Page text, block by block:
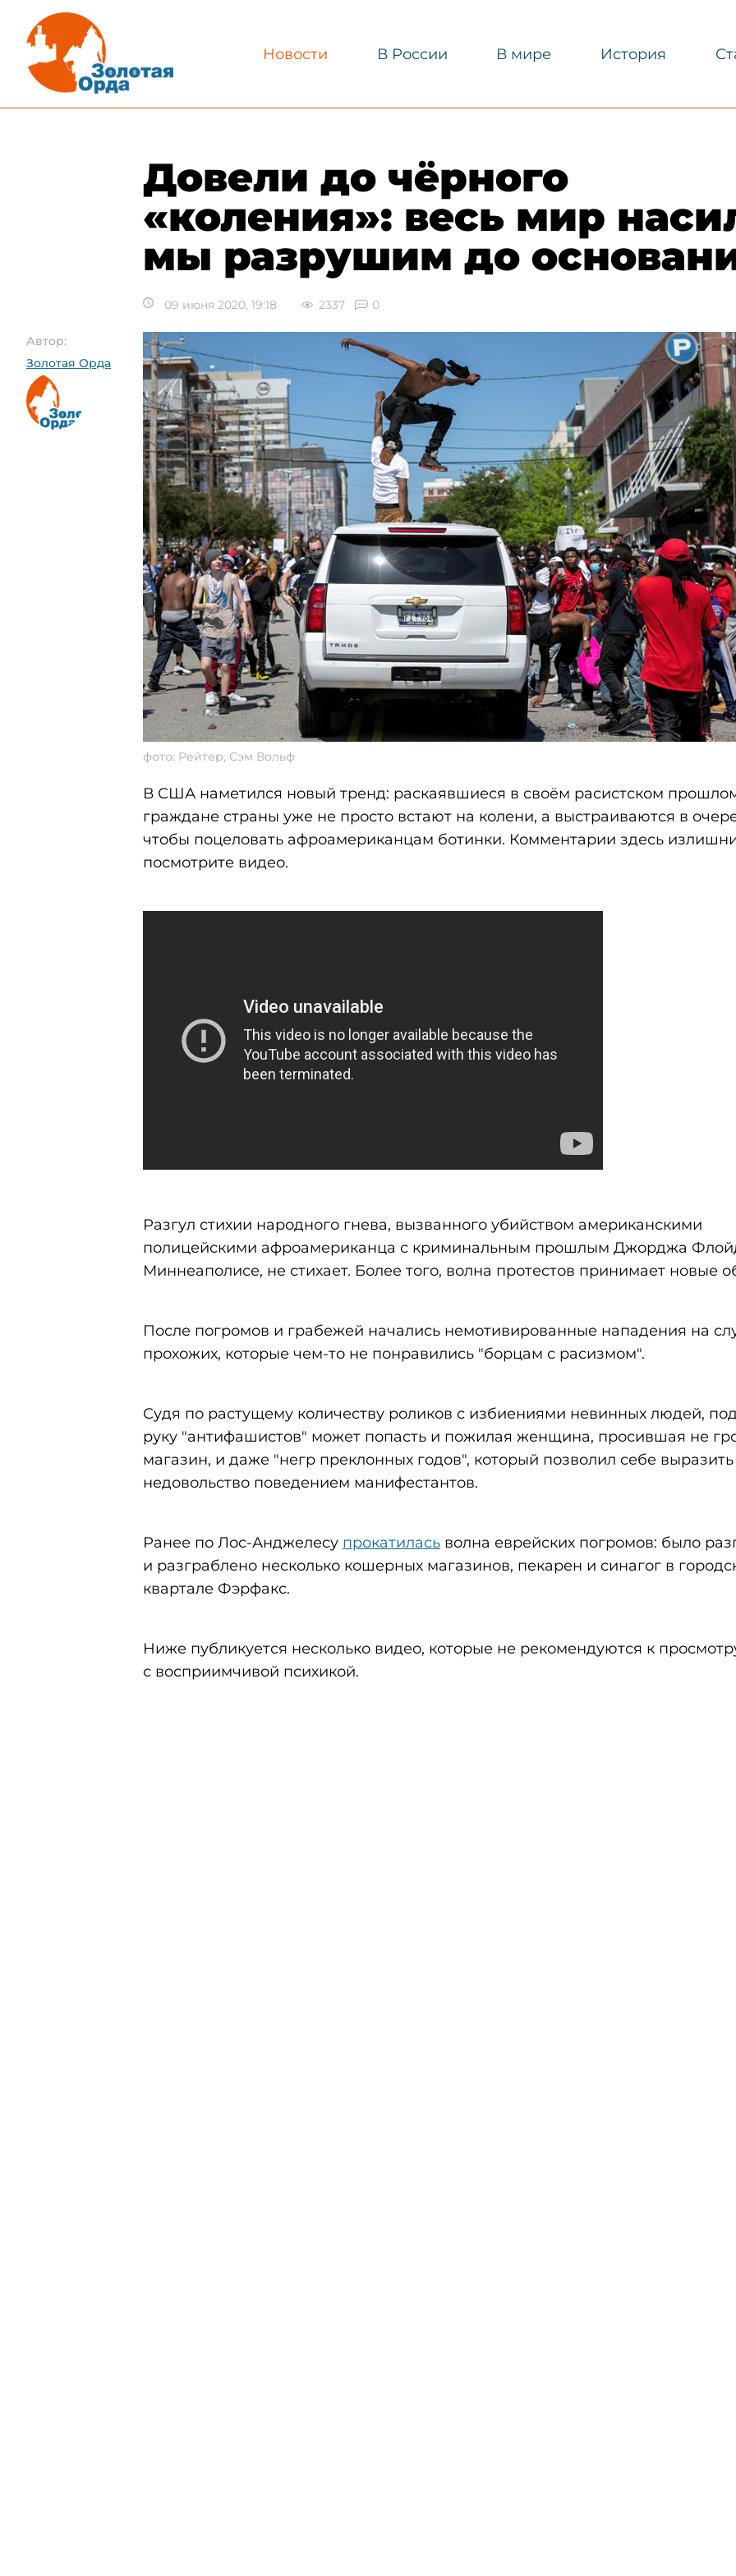
Новости В России В мире История
​Довели до чёрного
«коления»​: весь мир
мы разрушим до
09 июня 2020, 19:18 2337 0
Автор:
Золотая Орда
фото: Рейтер, Сэм Вольф
В США наметился новый тренд: раскаявшиеся в своём расистском
граждане страны уже не просто встают на колени, а выстраиваются в
чтобы поцеловать афроамериканцам ботинки. Комментарии здесь
посмотрите видео.
Разгул стихии народного гнева, вызванного убийством американскими
полицейскими афроамериканца с криминальным прошлым Джорджа
Миннеаполисе, не стихает. Более того, волна протестов принимает новые
После погромов и грабежей начались немотивированные нападения на
прохожих, которые чем-то не понравились "борцам с расизмом".
Судя по растущему количеству роликов с избиениями невинных людей,
руку "антифашистов" может попасть и пожилая женщина, просившая не
магазин, и даже "негр преклонных годов", который позволил себе выразить
недовольство поведением манифестантов.
Ранее по Лос-Анджелесу прокатилась волна еврейских погромов: было
и разграблено несколько кошерных магазинов, пекарен и синагог в
квартале Фэрфакс.
Ниже публикуется несколько видео, которые не рекомендуются к
с восприимчивой психикой.